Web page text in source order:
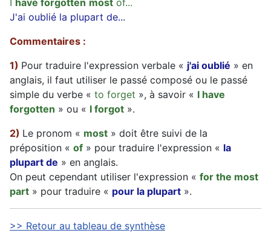
I have forgotten most of...
J'ai oublié la plupart de...
Commentaires :
1) Pour traduire l'expression verbale « j'ai oublié » en
anglais, il faut utiliser le passé composé ou le passé
simple du verbe « to forget », à savoir « I have
forgotten » ou « I forgot ».
2) Le pronom « most » doit être suivi de la
préposition « of » pour traduire l'expression « la
plupart de » en anglais.
On peut cependant utiliser l'expression « for the most
part » pour traduire « pour la plupart ».
>> Retour au tableau de synthèse